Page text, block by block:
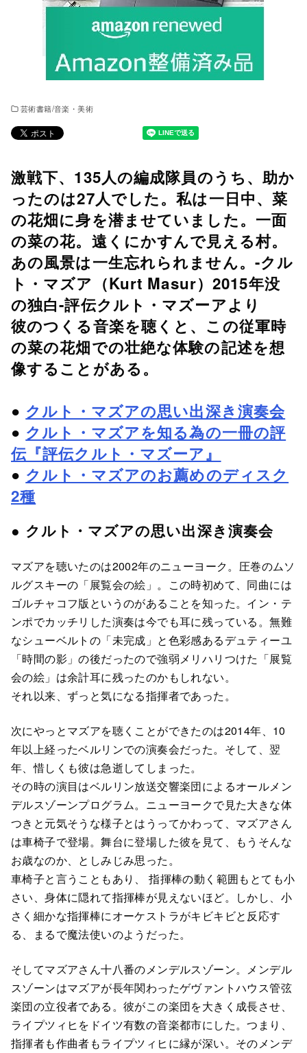
芸術書籍/音楽・美術
激戦下、135人の編成隊員のうち、助か
ったのは27人でした。私は一日中、菜
の花畑に身を潜ませていました。一面
の菜の花。遠くにかすんで見える村。
あの風景は一生忘れられません。-クル
ト・マズア（Kurt Masur）2015年没
の独白-評伝クルト・マズーアより
彼のつくる音楽を聴くと、この従軍時
の菜の花畑での壮絶な体験の記述を想
像することがある。
● クルト・マズアの思い出深き演奏会
● クルト・マズアを知る為の一冊の評
伝『評伝クルト・マズーア』
● クルト・マズアのお薦めのディスク
2種
● クルト・マズアの思い出深き演奏会
マズアを聴いたのは2002年のニューヨーク。圧巻のムソ
ルグスキーの「展覧会の絵」。この時初めて、同曲には
ゴルチャコフ版というのがあることを知った。イン・テ
ンポでカッチリした演奏は今でも耳に残っている。無難
なシューベルトの「未完成」と色彩感あるデュティーユ
「時間の影」の後だったので強弱メリハリつけた「展覧
会の絵」は余計耳に残ったのかもしれない。
それ以来、ずっと気になる指揮者であった。
次にやっとマズアを聴くことができたのは2014年、10
年以上経ったベルリンでの演奏会だった。そして、翌
年、惜しくも彼は急逝してしまった。
その時の演目はベルリン放送交響楽団によるオールメン
デルスゾーンプログラム。ニューヨークで見た大きな体
つきと元気そうな様子とはうってかわって、マズアさん
は車椅子で登場。舞台に登場した彼を見て、もうそんな
お歳なのか、としみじみ思った。
車椅子と言うこともあり、 指揮棒の動く範囲もとても小
さい、身体に隠れて指揮棒が見えないほど。しかし、小
さく細かな指揮棒にオーケストラがキビキビと反応す
る、まるで魔法使いのようだった。
そしてマズアさん十八番のメンデルスゾーン。メンデル
スゾーンはマズアが長年関わったゲヴァントハウス管弦
楽団の立役者である。彼がこの楽団を大きく成長させ、
ライプツィヒをドイツ有数の音楽都市にした。つまり、
指揮者も作曲者もライプツィヒに縁が深い。そのメンデ